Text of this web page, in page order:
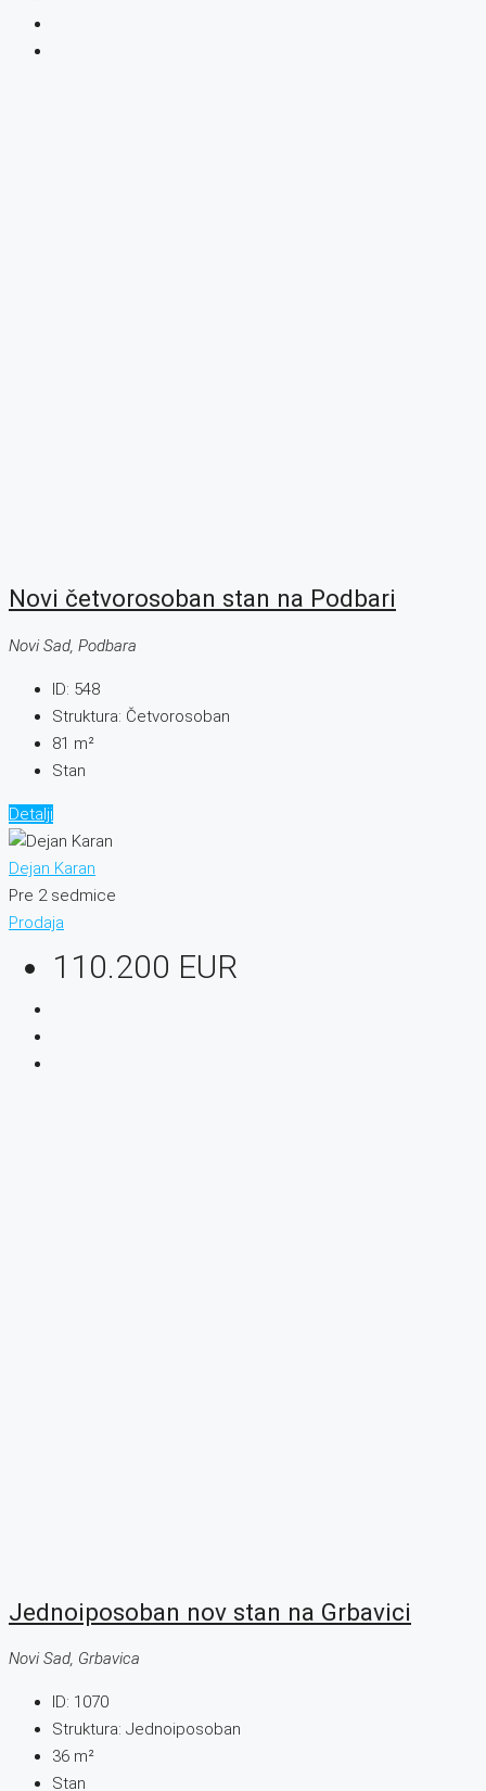
Novi četvorosoban stan na Podbari
Novi Sad, Podbara
ID: 548
Struktura: Četvorosoban
81 m²
Stan
Detalji
Dejan Karan
Pre 2 sedmice
Prodaja
110.200 EUR
Jednoiposoban nov stan na Grbavici
Novi Sad, Grbavica
ID: 1070
Struktura: Jednoiposoban
36 m²
Stan